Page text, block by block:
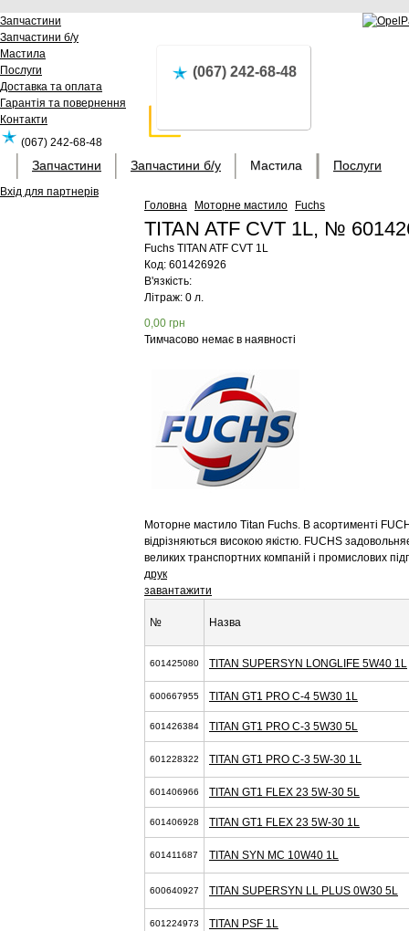
Запчастини
Запчастини б/у
Мастила
Послуги
Доставка та оплата
Гарантія та повернення
Контакти
(067) 242-68-48
Вхід для партнерів
(067) 242-68-48
Запчастини Запчастини б/у Мастила Послуги
Головна Моторне мастило Fuchs
TITAN ATF CVT 1L, №
Fuchs TITAN ATF CVT 1L
Код: 601426926
В'язкість:
Літраж: 0 л.
0,00 грн
Тимчасово немає в наявності
Моторне мастило Titan Fuchs. В асортименті
відрізняються високою якістю. FUCHS задовольняє
великих транспортних компаній і промислових
друк
завантажити
№ Назва
601425080 TITAN SUPERSYN LONGLIFE 5W40 1L
600667955 TITAN GT1 PRO C-4 5W30 1L
601426384 TITAN GT1 PRO C-3 5W30 5L
601228322 TITAN GT1 PRO C-3 5W-30 1L
601406966 TITAN GT1 FLEX 23 5W-30 5L
601406928 TITAN GT1 FLEX 23 5W-30 1L
601411687 TITAN SYN MC 10W40 1L
600640927 TITAN SUPERSYN LL PLUS 0W30 5L
601224973 TITAN PSF 1L